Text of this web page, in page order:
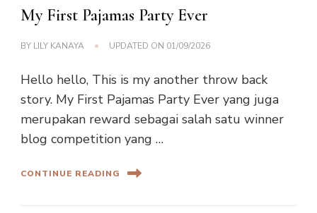
My First Pajamas Party Ever
BY LILY KANAYA UPDATED ON 01/09/2026
Hello hello, This is my another throw back
story. My First Pajamas Party Ever yang juga
merupakan reward sebagai salah satu winner
blog competition yang …
CONTINUE READING